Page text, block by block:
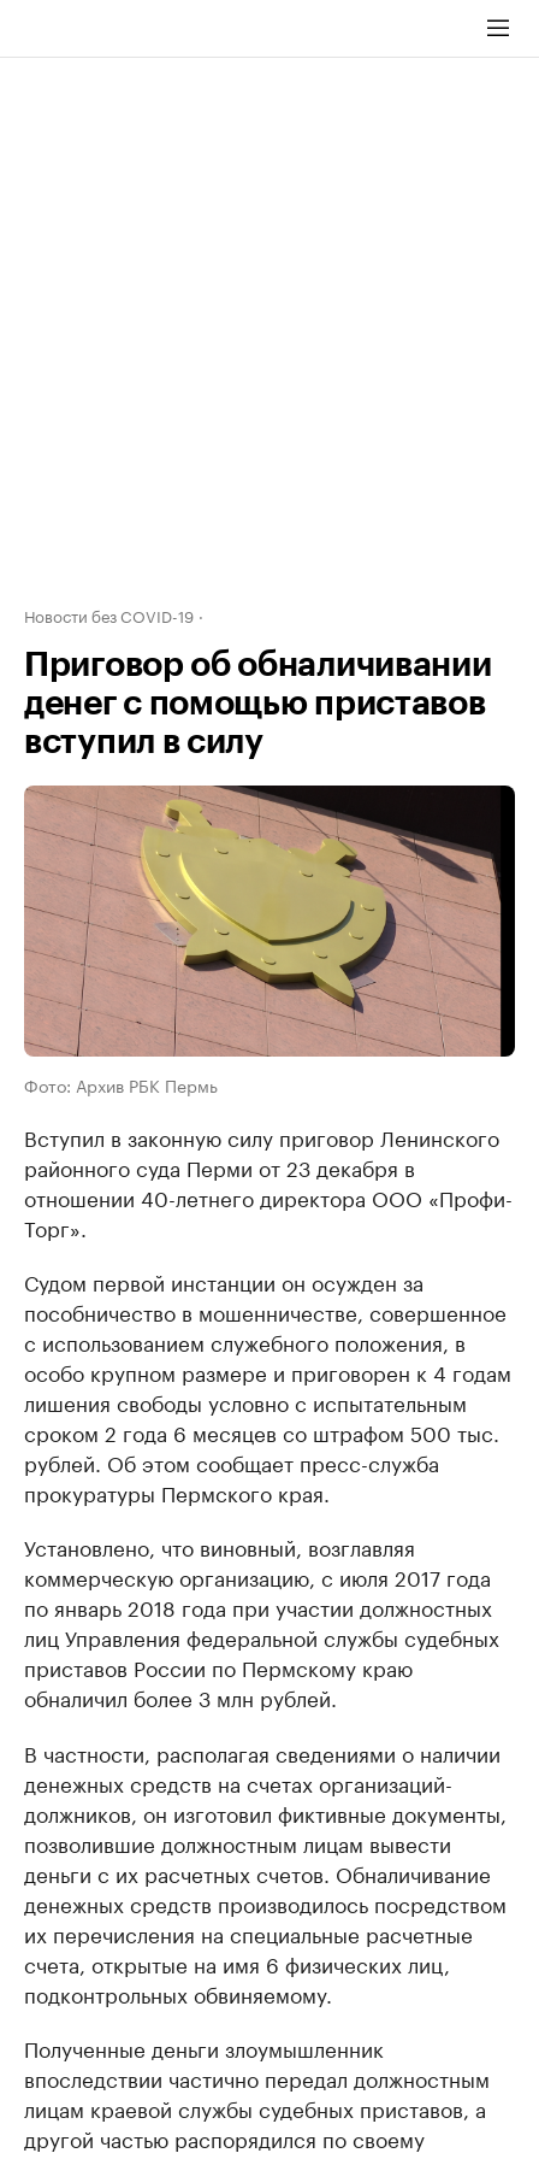
Новости без COVID-19
Приговор об обналичивании
денег с помощью приставов
вступил в силу
Фото: Архив РБК Пермь
Вступил в законную силу приговор Ленинского
районного суда Перми от 23 декабря в
отношении 40-летнего директора ООО «Профи-
Торг».
Судом первой инстанции он осужден за
пособничество в мошенничестве, совершенное
с использованием служебного положения, в
особо крупном размере и приговорен к 4 годам
лишения свободы условно с испытательным
сроком 2 года 6 месяцев со штрафом 500 тыс.
рублей. Об этом сообщает пресс-служба
прокуратуры Пермского края.
Установлено, что виновный, возглавляя
коммерческую организацию, с июля 2017 года
по январь 2018 года при участии должностных
лиц Управления федеральной службы судебных
приставов России по Пермскому краю
обналичил более 3 млн рублей.
В частности, располагая сведениями о наличии
денежных средств на счетах организаций-
должников, он изготовил фиктивные документы,
позволившие должностным лицам вывести
деньги с их расчетных счетов. Обналичивание
денежных средств производилось посредством
их перечисления на специальные расчетные
счета, открытые на имя 6 физических лиц,
подконтрольных обвиняемому.
Полученные деньги злоумышленник
впоследствии частично передал должностным
лицам краевой службы судебных приставов, а
другой частью распорядился по своему